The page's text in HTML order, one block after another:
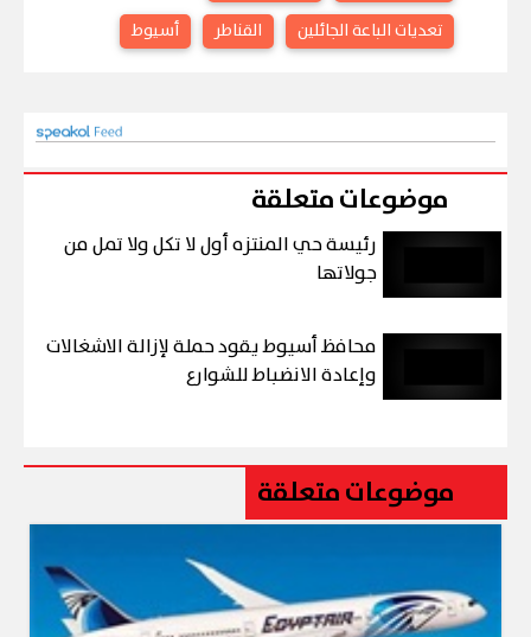
تعديات الباعة الجائلين
القناطر أسيوط
موضوعات متعلقة
رئيسة حي المنتزه أول لا تكل ولا تمل من
جولاتها
محافظ أسيوط يقود حملة لإزالة الاشغالات
وإعادة الانضباط للشوارع
موضوعات متعلقة